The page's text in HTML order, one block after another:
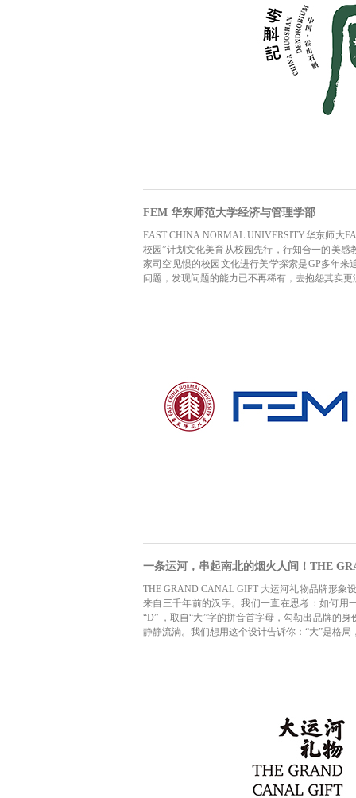
FEM 华东师范大学经济与管理学部
EAST CHINA NORMAL UNIVERSITY华东师大
校园”计划文化美育从校园先行，行知合一的美
家司空见惯的校园文化进行美学探索是GP多年
问题，发现问题的能力已不再稀有，去抱怨其实
一条运河，串起南北的烟火人间！THE
THE GRAND CANAL GIFT 大运河礼物品牌形象
来自三千年前的汉字。我们一直在思考：如何用
“D” ，取自“大”字的拼音首字母，勾勒出品牌的
静静流淌。我们想用这个设计告诉你：“大”是格